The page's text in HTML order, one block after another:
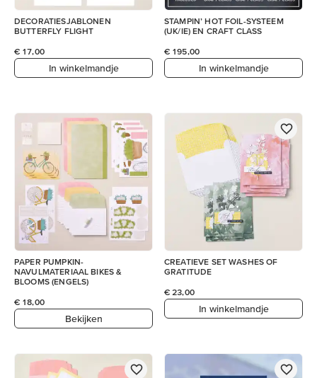
DECORATIESJABLONEN
BUTTERFLY FLIGHT
€ 17,00
In winkelmandje
STAMPIN’ HOT FOIL-SYSTEEM
(UK/IE) EN CRAFT CLASS
€ 195,00
In winkelmandje
PAPER PUMPKIN-
NAVULMATERIAAL BIKES &
BLOOMS (ENGELS)
€ 18,00
Bekijken
CREATIEVE SET WASHES OF
GRATITUDE
€ 23,00
In winkelmandje